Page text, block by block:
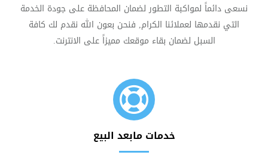
نسعى دائماً لمواكبة التطور لضمان المحافظة على جودة الخدمة
التي نقدمها لعملائنا الكرام, فنحن بعون الله نقدم لك كافة
السبل لضمان بقاء موقعك مميزاً على الانترنت.
خدمات مابعد البيع